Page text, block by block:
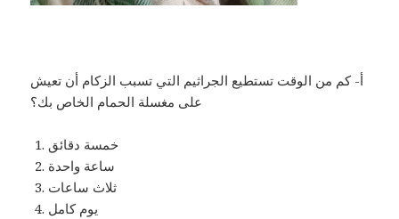
أ- كم من الوقت تستطيع الجراثيم التي تسبب الزكام أن تعيش
على مغسلة الحمام الخاص بك؟
خمسة دقائق
ساعة واحدة
ثلاث ساعات
يوم كامل